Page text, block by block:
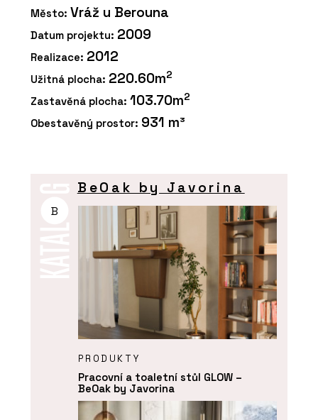
Město: Vráž u Berouna
Datum projektu: 2009
Realizace: 2012
Užitná plocha: 220.60m2
Zastavěná plocha: 103.70m2
Obestavěný prostor: 931 m³
B
BeOak by Javorina
PRODUKTY
Pracovní a toaletní stůl GLOW –
BeOak by Javorina